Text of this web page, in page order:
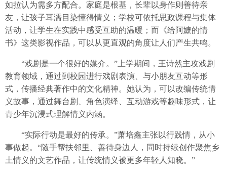
如拉认为需多方配合。家庭是根基，长辈以身作则善待亲
友，让孩子耳濡目染懂得情义；学校可依托思政课程与集体
活动，让学生在实践中感受互助的温暖；而《给阿嬷的情
书》这类影视作品，可以从更直观的角度让人们产生共鸣。
“戏剧是一个很好的媒介。”上学期间，王诗然主攻戏剧
教育领域，通过到校园进行戏剧表演、与小朋友互动等形
式，传播经典著作中的文化精神。她认为，可以改编传统情
义故事，通过舞台剧、角色演绎、互动游戏等趣味形式，让
青少年沉浸式理解情义内涵。
“实际行动是最好的传承。”萧培鑫主张以行践情，从小
事做起。“随手帮扶邻里、善待身边人，同时持续创作聚焦乡
土情义的文艺作品，让传统情义被更多年轻人知晓。”